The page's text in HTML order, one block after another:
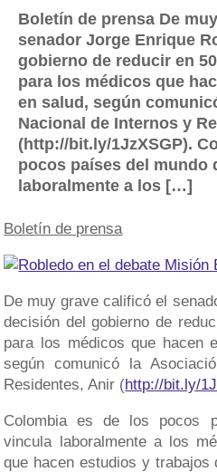
Boletín de prensa De
senador Jorge Enrique
gobierno de reducir en
para los médicos que
en salud, según
Nacional de Internos y
(http://bit.ly/1JzXSGP).
pocos países del mundo
laboralmente a los […]
Boletín de prensa
De muy grave calificó el
decisión del gobierno de
para los médicos que hacen
según comunicó la
Residentes, Anir (http://bit.ly/
Colombia es de los pocos
vincula laboralmente a los
que hacen estudios y